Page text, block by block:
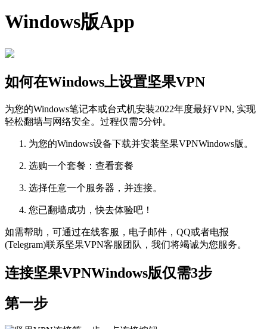
Windows版App
如何在Windows上设置坚果VPN
为您的Windows笔记本或台式机安装2022年度最好VPN, 实现
轻松翻墙与网络安全。过程仅需5分钟。
为您的Windows设备下载并安装坚果VPNWindows版。
选购一个套餐：查看套餐
选择任意一个服务器，并连接。
您已翻墙成功，快去体验吧！
如需帮助，可通过在线客服，电子邮件，QQ或者电报
(Telegram)联系坚果VPN客服团队，我们将竭诚为您服务。
连接坚果VPNWindows版仅需3步
第一步